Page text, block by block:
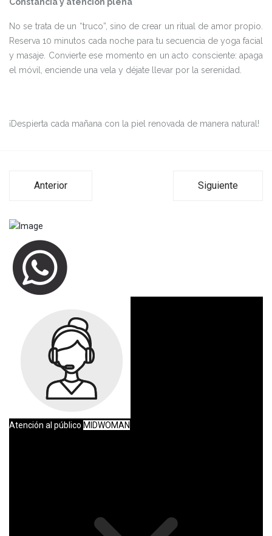
No se trata de un “truco”, sino de crear un ritual de amor propio.
Reserva 10 minutos cada noche para tu secuencia de yoga facial
y masaje. Convierte ese momento en un acto consciente: apaga
el móvil, enciende una vela y déjate llevar por la serenidad.
¡Despierta cada mañana con la piel renovada de manera natural!
Anterior Siguiente
Atención al público MIDWOMAN